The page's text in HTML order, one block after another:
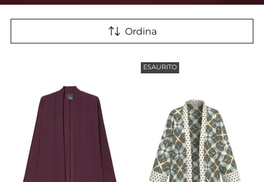
Ordina
ESAURITO